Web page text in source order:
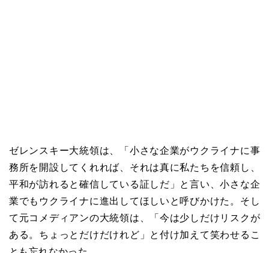
ゼレンスキー大統領は、「小さな企業がウクライナに事
務所を開設してくれれば、それは真に私たちを信頼し、
平和が訪れると確信している証しだ」と言い、小さな企
業でもウクライナに進出してほしいと呼びかけた。そし
て元コメディアンの大統領は、「今は少しだけリスクが
ある。ちょっとだけだけれど」と付け加えて笑わせるこ